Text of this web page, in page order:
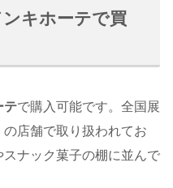
キホーテで買
テで購入可能です。全国展
店舗で取り扱われてお
ナック菓子の棚に並んで